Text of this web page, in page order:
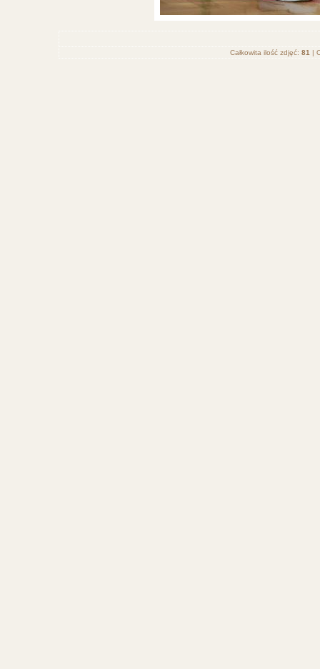
Całkowita ilość zdjęć: 81 |